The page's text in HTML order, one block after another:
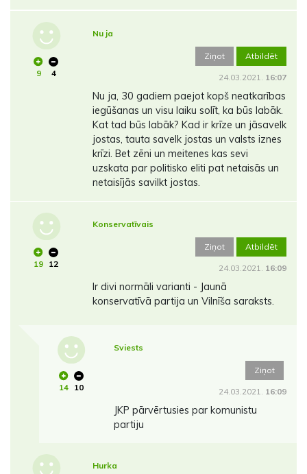
9 4
Nu ja
Ziņot Atbildēt
24.03.2021. 16:07
Nu ja, 30 gadiem paejot kopš neatkarības
iegūšanas un visu laiku solīt, ka būs labāk.
Kat tad būs labāk? Kad ir krīze un jāsavelk
jostas, tauta savelk jostas un valsts iznes
krīzi. Bet zēni un meitenes kas sevi
uzskata par politisko eliti pat netaisās un
netaisījās savilkt jostas.
19 12
Konservatīvais
Ziņot Atbildēt
24.03.2021. 16:09
Ir divi normāli varianti - Jaunā
konservatīvā partija un Vilnīša saraksts.
14 10
Sviests
Ziņot
24.03.2021. 16:09
JKP pārvērtusies par komunistu
partiju
Hurka